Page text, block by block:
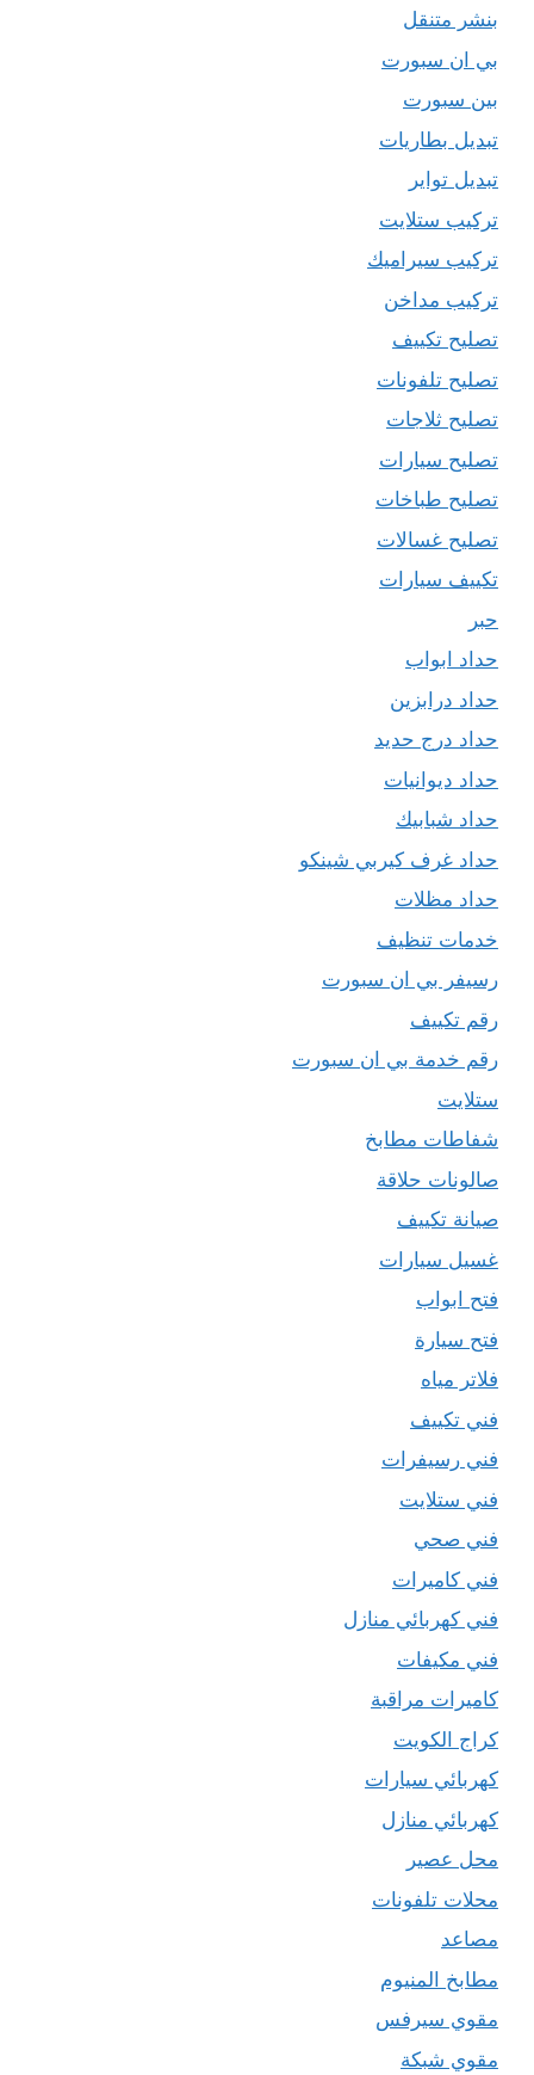
بنشر متنقل
بي ان سبورت
بين سبورت
تبديل بطاريات
تبديل تواير
تركيب ستلايت
تركيب سيراميك
تركيب مداخن
تصليح تكييف
تصليح تلفونات
تصليح ثلاجات
تصليح سيارات
تصليح طباخات
تصليح غسالات
تكييف سيارات
حبر
حداد ابواب
حداد درابزين
حداد درج حديد
حداد ديوانيات
حداد شبابيك
حداد غرف كيربي شينكو
حداد مظلات
خدمات تنظيف
رسيفر بي ان سبورت
رقم تكييف
رقم خدمة بي ان سبورت
ستلايت
شفاطات مطابخ
صالونات حلاقة
صيانة تكييف
غسيل سيارات
فتح ابواب
فتح سيارة
فلاتر مياه
فني تكييف
فني رسيفرات
فني ستلايت
فني صحي
فني كاميرات
فني كهربائي منازل
فني مكيفات
كاميرات مراقبة
كراج الكويت
كهربائي سيارات
كهربائي منازل
محل عصير
محلات تلفونات
مصاعد
مطابخ المنيوم
مقوي سيرفس
مقوي شبكة